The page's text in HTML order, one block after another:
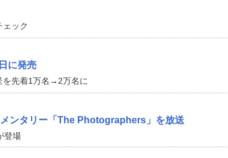
ェック
に発売
を先着1万名→2万名に
ンタリー「The Photographers」を放送
登場